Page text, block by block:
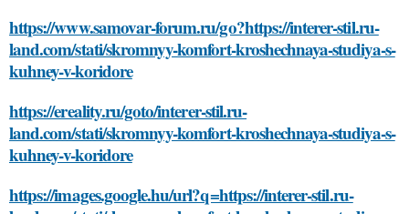
https://www.samovar-forum.ru/go?https://interer-stil.ru-
land.com/stati/skromnyy-komfort-kroshechnaya-studiya-s-
kuhney-v-koridore
https://ereality.ru/goto/interer-stil.ru-
land.com/stati/skromnyy-komfort-kroshechnaya-studiya-s-
kuhney-v-koridore
https://images.google.hu/url?q=https://interer-stil.ru-